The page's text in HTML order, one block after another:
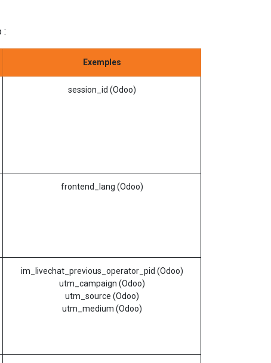
:
Exemples
session_id (Odoo)
frontend_lang (Odoo)
im_livechat_previous_operator_pid (Odoo)
utm_campaign (Odoo)
utm_source (Odoo)
utm_medium (Odoo)